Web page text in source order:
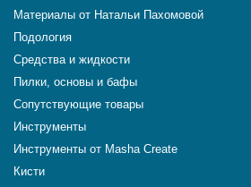
Материалы от Натальи Пахомовой
Подология
Средства и жидкости
Пилки, основы и бафы
Сопутствующие товары
Инструменты
Инструменты от Masha Create
Кисти